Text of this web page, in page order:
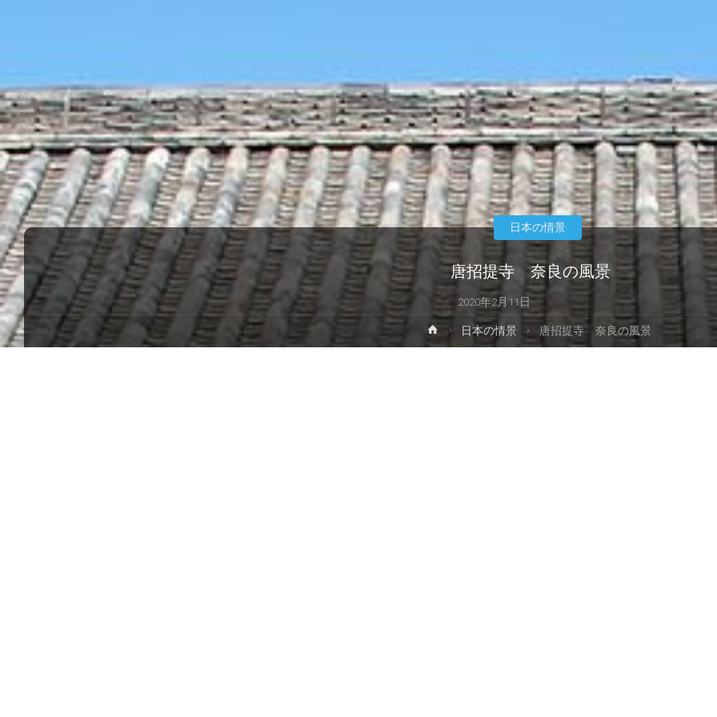
唐招提寺 奈良の風景
2020年2月11日
日本の情景
ホ
ー
日本の情景 唐招提寺 奈良の風景